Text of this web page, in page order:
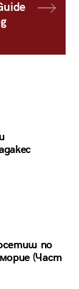
по
(Част